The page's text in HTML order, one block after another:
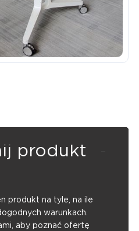
produkt
produkt na tyle, na ile
warunkach.
aby poznać ofertę